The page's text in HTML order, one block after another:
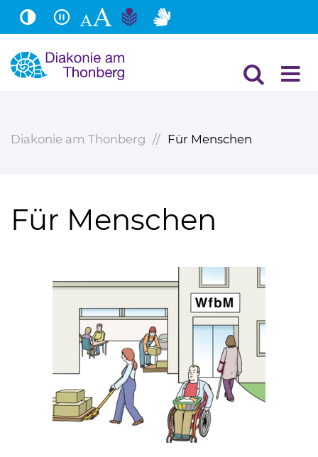
Hauptinhalt
Fußbereich
Diakonie am Thonberg Für Menschen
Für Menschen